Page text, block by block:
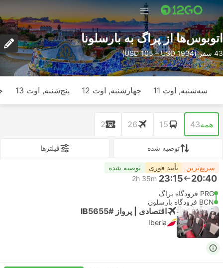
اتوبوس‌ها از پراگ به بارسلونا
43 سفر (USD 105 – USD 1934)
سه‌شنبه, اوت 11 چهارشنبه, اوت 12 پنج‌شنبه, اوت 13
همه43
15
26
2
توصیه شده فیلتر‌ها
سریع‌ترین تأیید فوری توصیه شده
20:40
23:15
2h 35m
PRG فرودگاه پراگ
BCN فرودگاه بارسلون
اقتصادی | پرواز #IB5655
Iberia